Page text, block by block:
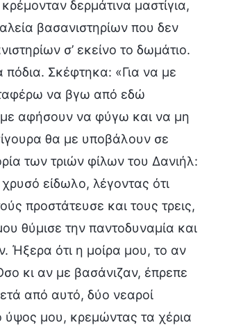
δερμάτινα μαστίγια,
βασανιστηρίων που δεν
σ’ εκείνο το δωμάτιο.
Σκέφτηκα: «Για να με
να βγω από εδώ
αφήσουν να φύγω και να μη
θα με υποβάλουν σε
των τριών φίλων του Δανιήλ:
είδωλο, λέγοντας ότι
προστάτευσε και τους τρεις,
θύμισε την παντοδυναμία και
Ήξερα ότι η μοίρα μου, το αν
κι αν με βασάνιζαν, έπρεπε
από αυτό, δύο νεαροί
ύψος μου, κρεμώντας τα χέρια